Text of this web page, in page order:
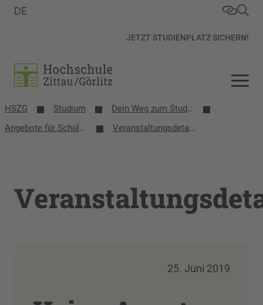
JETZT STUDIENPLATZ SICHERN!
DE
HSZG Studium
Dein Weg zum Studium
Angebote für Schülerinnen, Schüler und Schulen
Veranstaltungsdetails
25. Juni 2019